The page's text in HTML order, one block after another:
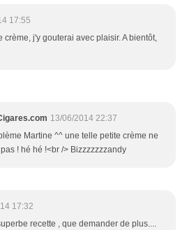
17:55
crème, j'y gouterai avec plaisir. A bientôt,
13/06/2014 22:37
Martine ^^ une telle petite crème ne
! hé hé !<br /> Bizzzzzzzandy
17:32
recette , que demander de plus....